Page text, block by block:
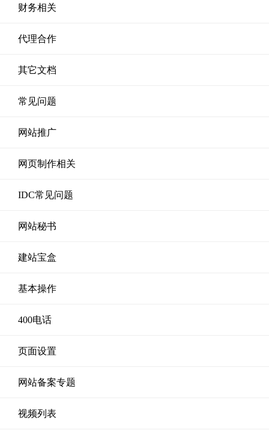
财务相关
代理合作
其它文档
常见问题
网站推广
网页制作相关
IDC常见问题
网站秘书
建站宝盒
基本操作
400电话
页面设置
网站备案专题
视频列表